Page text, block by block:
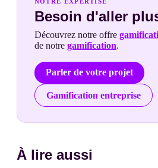
Besoin d'aller
Découvrez notre offre
de notre gamification.
Parler de votre projet
Gamification entreprise
À lire aussi